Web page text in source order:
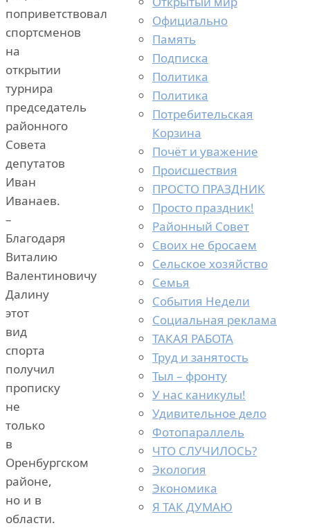
поприветствовал
спортсменов
на
открытии
турнира
председатель
районного
Совета
депутатов
Иван
Иванаев.
–
Благодаря
Виталию
Валентиновичу
Далину
этот
вид
спорта
получил
прописку
не
только
в
Оренбургском
районе,
но и в
области.
Официально
Память
Подписка
Политика
Политика
Потребительская
Корзина
Почёт и уважение
Происшествия
ПРОСТО ПРАЗДНИК
Просто праздник!
Районный Совет
Своих не бросаем
Сельское хозяйство
Семья
События Недели
Социальная реклама
ТАКАЯ РАБОТА
Труд и занятость
Тыл – фронту
У нас каникулы!
Удивительное дело
Фотопараллель
ЧТО СЛУЧИЛОСЬ?
Экология
Экономика
Я ТАК ДУМАЮ